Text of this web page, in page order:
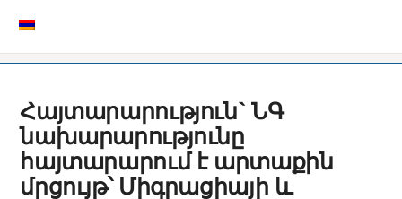
Հայտարարություն` ՆԳ
նախարարությունը
հայտարարում է արտաքին
մրցույթ՝ Միգրացիայի և